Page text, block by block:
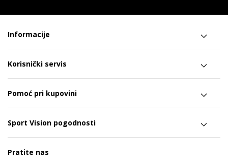
Informacije
Korisnički servis
Pomoć pri kupovini
Sport Vision pogodnosti
Pratite nas